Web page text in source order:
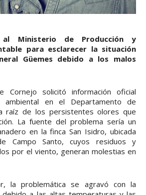
al Ministerio de Producción y
para esclarecer la situación
Güemes debido a los malos
Cornejo solicitó información oficial
ambiental en el Departamento de
raíz de los persistentes olores que
La fuente del problema sería un
en la finca San Isidro, ubicada
Campo Santo, cuyos residuos y
por el viento, generan molestias en
la problemática se agravó con la